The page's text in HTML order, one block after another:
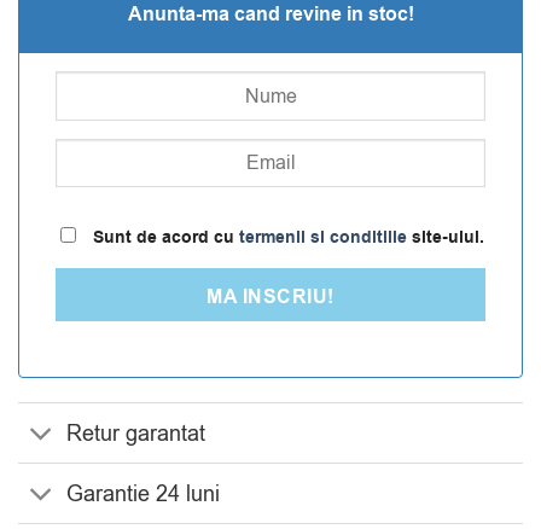
Anunta-ma cand revine in stoc!
Sunt de acord cu termenii si conditiilesite-ului.
MA INSCRIU!
Retur garantat
Garantie 24 luni